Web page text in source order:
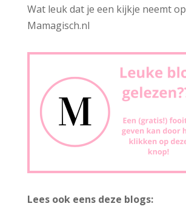
Wat leuk dat je een kijkje neemt op
Mamagisch.nl
Lees ook eens deze blogs: